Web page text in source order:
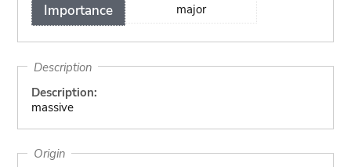
Importance
major
Description
Description:
massive
Origin